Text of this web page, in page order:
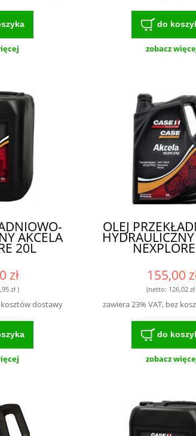
do
zobacz
AKCELA
20L
zł
zł)
kosztów dostawy
OLEJ
155,00
(netto: 126,02 zł
zawiera 23% VAT, bez
do
zobacz